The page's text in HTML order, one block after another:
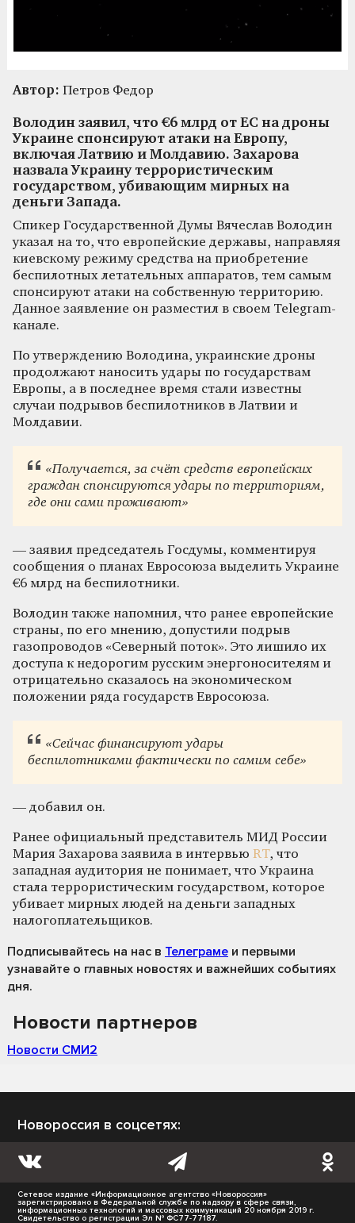
Автор: Петров Федор
Володин заявил, что €6 млрд от ЕС на дроны
Украине спонсируют атаки на Европу,
включая Латвию и Молдавию. Захарова
назвала Украину террористическим
государством, убивающим мирных на
деньги Запада.
Спикер Государственной Думы Вячеслав Володин
указал на то, что европейские державы, направляя
киевскому режиму средства на приобретение
беспилотных летательных аппаратов, тем самым
спонсируют атаки на собственную территорию.
Данное заявление он разместил в своем Telegram-
канале.
По утверждению Володина, украинские дроны
продолжают наносить удары по государствам
Европы, а в последнее время стали известны
случаи подрывов беспилотников в Латвии и
Молдавии.
«Получается, за счёт средств европейских
граждан спонсируются удары по территориям,
где они сами проживают»
— заявил председатель Госдумы, комментируя
сообщения о планах Евросоюза выделить Украине
€6 млрд на беспилотники.
Володин также напомнил, что ранее европейские
страны, по его мнению, допустили подрыв
газопроводов «Северный поток». Это лишило их
доступа к недорогим русским энергоносителям и
отрицательно сказалось на экономическом
положении ряда государств Евросоюза.
«Сейчас финансируют удары
беспилотниками фактически по самим себе»
— добавил он.
Ранее официальный представитель МИД России
Мария Захарова заявила в интервью RT, что
западная аудитория не понимает, что Украина
стала террористическим государством, которое
убивает мирных людей на деньги западных
налогоплательщиков.
Подписывайтесь на нас в Телеграме и первыми
узнавайте о главных новостях и важнейших событиях
дня.
Новости партнеров
Новости СМИ2
Новороссия в соцсетях:
Сетевое издание «Информационное агентство «Новороссия»
зарегистрировано в Федеральной службе по надзору в сфере связи,
информационных технологий и массовых коммуникаций 20 ноября 2019 г.
Свидетельство о регистрации Эл № ФС77-77187.